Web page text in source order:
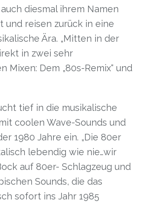
diesmal ihrem Namen
und reisen zurück in eine
Ära. „Mitten in der
in zwei sehr
Mixen: Dem „80s-Remix“ und
tief in die musikalische
coolen Wave-Sounds und
1980 Jahre ein. „Die 80er
lebendig wie nie…wir
auf 80er- Schlagzeug und
Sounds, die das
sofort ins Jahr 1985